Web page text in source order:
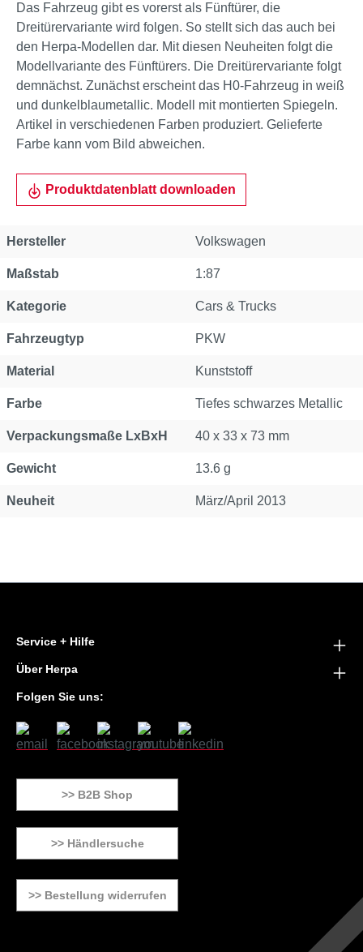
Das Fahrzeug gibt es vorerst als Fünftürer, die
Dreitürervariante wird folgen. So stellt sich das auch bei
den Herpa-Modellen dar. Mit diesen Neuheiten folgt die
Modellvariante des Fünftürers. Die Dreitürervariante folgt
demnächst. Zunächst erscheint das H0-Fahrzeug in weiß
und dunkelblaumetallic. Modell mit montierten Spiegeln.
Artikel in verschiedenen Farben produziert. Gelieferte
Farbe kann vom Bild abweichen.
Produktdatenblatt downloaden
Hersteller Volkswagen
Maßstab 1:87
Kategorie Cars & Trucks
Fahrzeugtyp PKW
Material Kunststoff
Farbe Tiefes schwarzes Metallic
Verpackungsmaße LxBxH 40 x 33 x 73 mm
Gewicht 13.6 g
Neuheit März/April 2013
Service + Hilfe
Über Herpa
Folgen Sie uns:
>> B2B Shop
>> Händlersuche
>> Bestellung widerrufen